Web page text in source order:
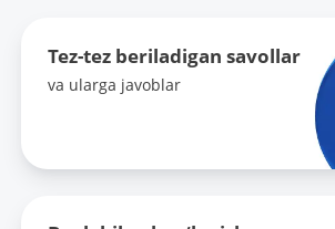
Tez-tez beriladigan savollar
va ularga javoblar